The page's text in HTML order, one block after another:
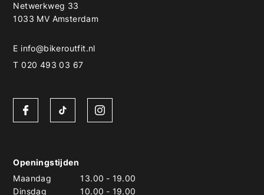
Netwerkweg 33
1033 MV Amsterdam
E info@bikeroutfit.nl
T 020 493 03 67
Openingstijden
Maandag
13.00 - 19.00
Dinsdag
10.00 - 19.00